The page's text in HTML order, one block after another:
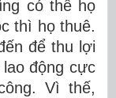
có thể họ
thì họ thuê.
để thu lợi
động cực
Vì thế,